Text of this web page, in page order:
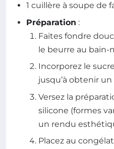
1 cuillère à soupe de
Préparation :
Faites fondre
le beurre au bain-
Incorporez le
jusqu’à obtenir
Versez la
silicone (formes
un rendu
Placez au